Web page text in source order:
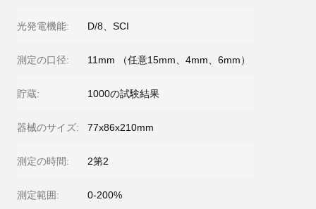
光発電機能: D/8、SCI
測定の口径: 11mm （任意15mm、4mm、6mm）
貯蔵: 1000の試験結果
器械のサイズ: 77x86x210mm
測定の時間: 2第2
測定範囲: 0-200%